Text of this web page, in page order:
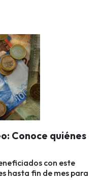
Conoce quiénes
con este
hasta fin de mes para